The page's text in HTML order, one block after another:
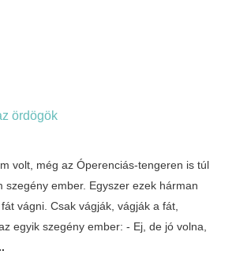
ördögök
volt, még az Óperenciás-tengeren is túl
szegény ember. Egyszer ezek hárman
vágni. Csak vágják, vágják a fát,
egyik szegény ember: - Ej, de jó volna,